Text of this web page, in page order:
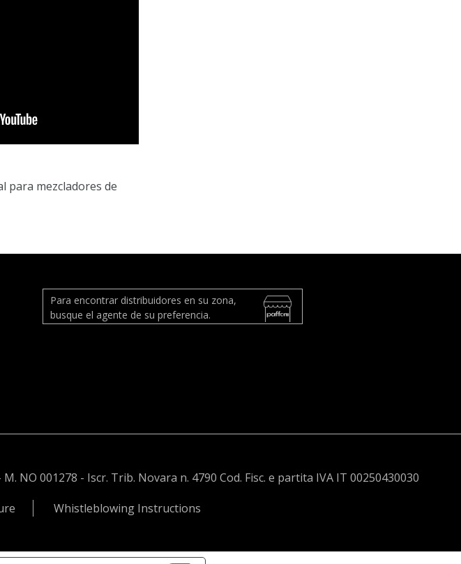
para mezcladores de
Para encontrar distribuidores en su zona,
busque el agente de su preferencia.
M. NO 001278 - Iscr. Trib. Novara n. 4790 Cod. Fisc. e partita IVA IT 00250430030
Whistleblowing Instructions